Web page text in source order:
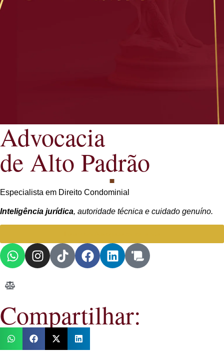
Advocacia
de Alto Padrão
Especialista em Direito Condominial
Inteligência jurídica, autoridade técnica e cuidado genuíno.
Compartilhar: